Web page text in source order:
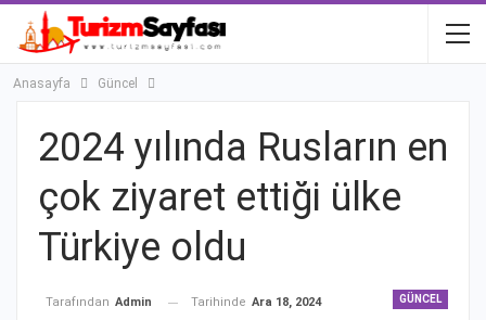
Anasayfa Güncel
2024 yılında Rusların en
çok ziyaret ettiği ülke
Türkiye oldu
GÜNCEL
Tarafından Admin Tarihinde Ara 18, 2024